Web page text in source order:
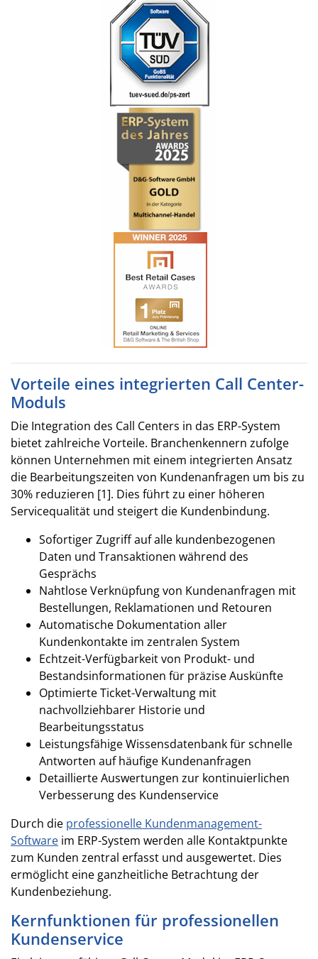
Vorteile eines integrierten Call Center-
Moduls
Die Integration des Call Centers in das ERP-System
bietet zahlreiche Vorteile. Branchenkennern zufolge
können Unternehmen mit einem integrierten Ansatz
die Bearbeitungszeiten von Kundenanfragen um bis zu
30% reduzieren [1]. Dies führt zu einer höheren
Servicequalität und steigert die Kundenbindung.
Sofortiger Zugriff auf alle kundenbezogenen
Daten und Transaktionen während des
Gesprächs
Nahtlose Verknüpfung von Kundenanfragen mit
Bestellungen, Reklamationen und Retouren
Automatische Dokumentation aller
Kundenkontakte im zentralen System
Echtzeit-Verfügbarkeit von Produkt- und
Bestandsinformationen für präzise Auskünfte
Optimierte Ticket-Verwaltung mit
nachvollziehbarer Historie und
Bearbeitungsstatus
Leistungsfähige Wissensdatenbank für schnelle
Antworten auf häufige Kundenanfragen
Detaillierte Auswertungen zur kontinuierlichen
Verbesserung des Kundenservice
Durch die professionelle Kundenmanagement-
Software im ERP-System werden alle Kontaktpunkte
zum Kunden zentral erfasst und ausgewertet. Dies
ermöglicht eine ganzheitliche Betrachtung der
Kundenbeziehung.
Kernfunktionen für professionellen
Kundenservice